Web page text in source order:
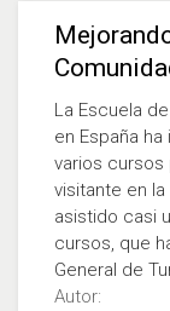
La Escuela
en España
varios cursos
visitante en
asistido casi
cursos, que
General de
Autor: